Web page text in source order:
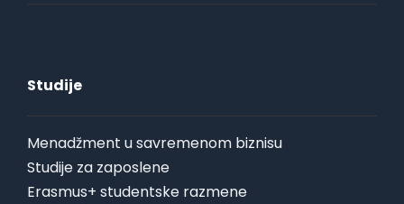
Studije
Menadžment u savremenom biznisu
Studije za zaposlene
Erasmus+ studentske razmene